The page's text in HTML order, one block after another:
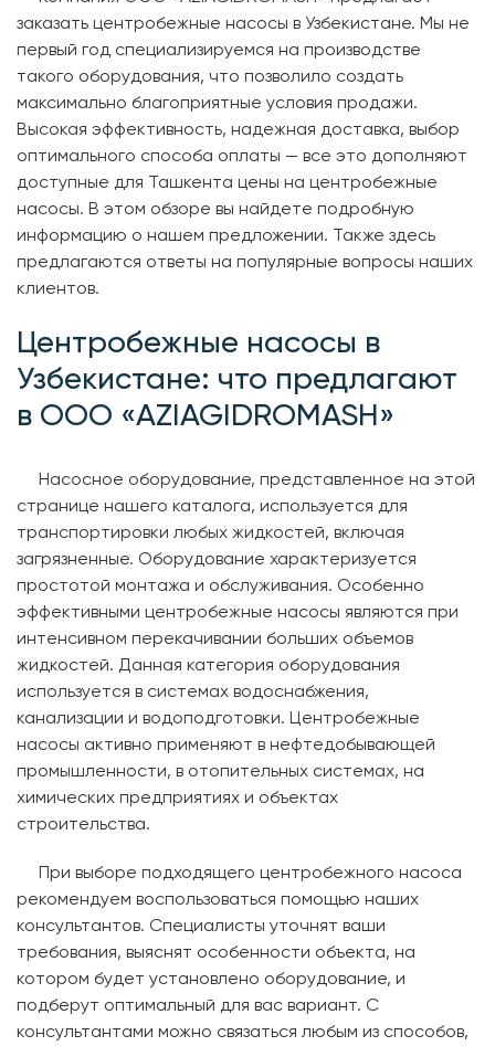
заказать центробежные насосы в Узбекистане. Мы не
первый год специализируемся на производстве
такого оборудования, что позволило создать
максимально благоприятные условия продажи.
Высокая эффективность, надежная доставка, выбор
оптимального способа оплаты — все это дополняют
доступные для Ташкента цены на центробежные
насосы. В этом обзоре вы найдете подробную
информацию о нашем предложении. Также здесь
предлагаются ответы на популярные вопросы наших
клиентов.
Центробежные насосы в
Узбекистане: что предлагают
в ООО «AZIAGIDROMASH»
Насосное оборудование, представленное на этой
странице нашего каталога, используется для
транспортировки любых жидкостей, включая
загрязненные. Оборудование характеризуется
простотой монтажа и обслуживания. Особенно
эффективными центробежные насосы являются при
интенсивном перекачивании больших объемов
жидкостей. Данная категория оборудования
используется в системах водоснабжения,
канализации и водоподготовки. Центробежные
насосы активно применяют в нефтедобывающей
промышленности, в отопительных системах, на
химических предприятиях и объектах
строительства.
При выборе подходящего центробежного насоса
рекомендуем воспользоваться помощью наших
консультантов. Специалисты уточнят ваши
требования, выяснят особенности объекта, на
котором будет установлено оборудование, и
подберут оптимальный для вас вариант. С
консультантами можно связаться любым из способов,